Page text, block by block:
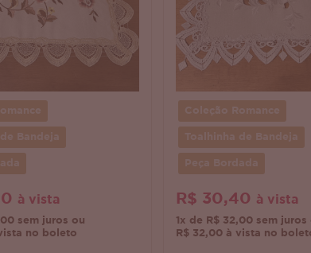
à vista
sem juros ou
no boleto
R$ 30,40 à vista
1x de R$ 32,00 sem juros
R$ 32,00 à vista no